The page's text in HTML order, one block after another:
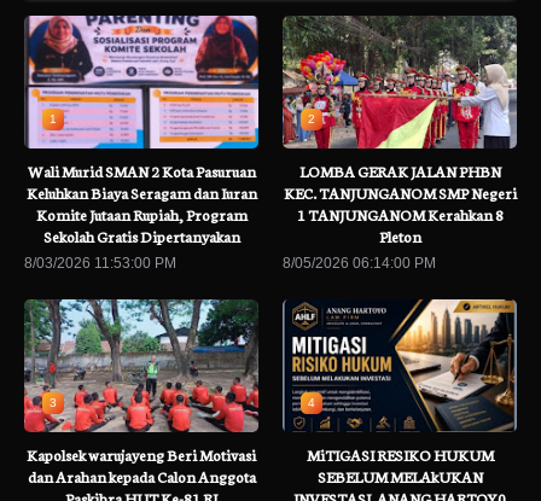
1
Wali Murid SMAN 2 Kota Pasuruan
Keluhkan Biaya Seragam dan Iuran
Komite Jutaan Rupiah, Program
Sekolah Gratis Dipertanyakan
8/03/2026 11:53:00 PM
2
LOMBA GERAK JALAN PHBN
KEC. TANJUNGANOM SMP Negeri
1 TANJUNGANOM Kerahkan 8
Pleton
8/05/2026 06:14:00 PM
3
Kapolsek warujayeng Beri Motivasi
dan Arahan kepada Calon Anggota
4
MiTIGASI RESIKO HUKUM
SEBELUM MELAkUKAN